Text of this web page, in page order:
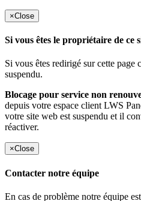
×Close
Si vous êtes le propriétaire de ce
Si vous êtes redirigé sur cette page
suspendu.
Blocage pour service non
depuis votre espace client LWS
votre site web est suspendu et il
réactiver.
×Close
Contacter notre équipe
En cas de problème notre équipe